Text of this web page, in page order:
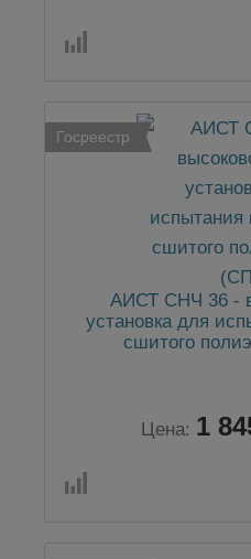
Госреестр
АИСТ СНЧ 36 -
установка для
сшитого
Цена: 1